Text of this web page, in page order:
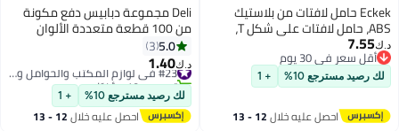
Eckek حامل لافتات من بلاستيك
ABS، حامل لافتات على شكل T،
عرض دوار للإعلانات، القوائم،
بطاقات العمل
7.55
أقل سعر في 30 يوم
أقل سعر في 30 يوم
رصيد مسترجع 10% + 1
احصل عليه خلال 12 - 13
Deli مجموعة دبابيس دفع مكونة
5.0
3
1.40
تم بيع +10 مؤخرًا
لك رصيد مسترجع 10% + 1
احصل عليه خلال 12 - 13